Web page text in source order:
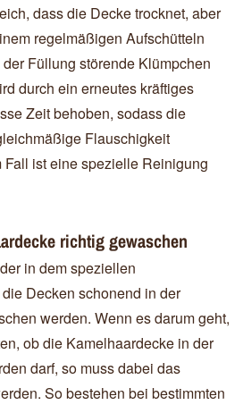
dass die Decke trocknet, aber
regelmäßigen Aufschütteln
Füllung störende Klümpchen
durch ein erneutes kräftiges
Zeit behoben, sodass die
Flauschigkeit
Fall ist eine spezielle Reinigung
richtig gewaschen
in dem speziellen
Decken schonend in der
werden. Wenn es darum geht,
ob die Kamelhaardecke in der
darf, so muss dabei das
So bestehen bei bestimmten